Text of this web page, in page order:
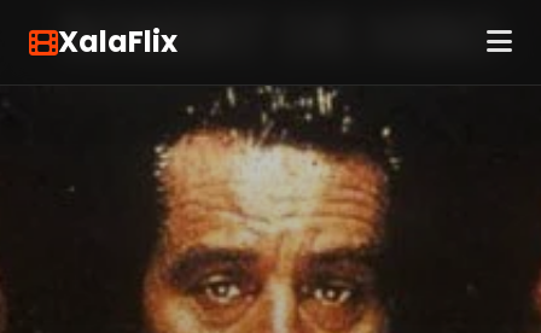
XalaFlix